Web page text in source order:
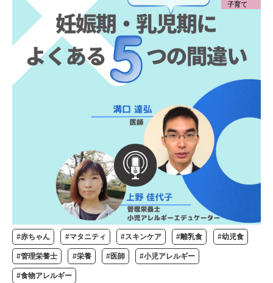
子育て
#赤ちゃん #マタニティ #スキンケア #離乳食 #幼児食
#管理栄養士 #栄養 #医師 #小児アレルギー
#食物アレルギー